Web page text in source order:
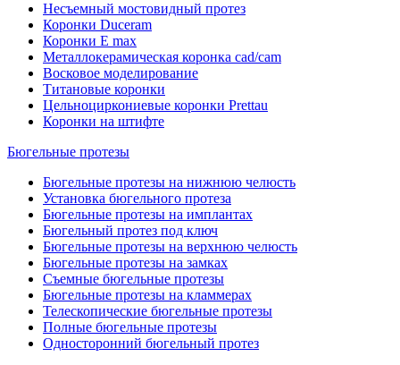
Несъемный мостовидный протез
Коронки Duceram
Коронки E max
Металлокерамическая коронка cad/cam
Восковое моделирование
Титановые коронки
Цельноциркониевые коронки Prettau
Коронки на штифте
Бюгельные протезы
Бюгельные протезы на нижнюю челюсть
Установка бюгельного протеза
Бюгельные протезы на имплантах
Бюгельный протез под ключ
Бюгельные протезы на верхнюю челюсть
Бюгельные протезы на замках
Съемные бюгельные протезы
Бюгельные протезы на кламмерах
Телескопические бюгельные протезы
Полные бюгельные протезы
Односторонний бюгельный протез